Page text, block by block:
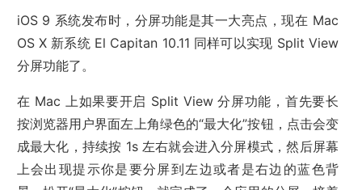
iOS 9 系统发布时，分屏功能是其一大亮点，现在 Mac
OS X 新系统 El Capitan 10.11 同样可以实现 Split View
分屏功能了。
在 Mac 上如果要开启 Split View 分屏功能，首先要长
按浏览器用户界面左上角绿色的“最大化”按钮，点击会变
成最大化，持续按 1s 左右就会进入分屏模式，然后屏幕
上会出现提示你是要分屏到左边或者是右边的蓝色背